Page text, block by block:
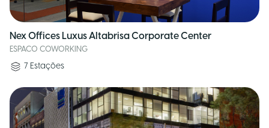
Nex Offices Luxus Altabrisa Corporate Center
ESPACO COWORKING
7 Estações